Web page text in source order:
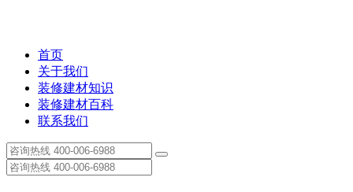
首页
关于我们
装修建材知识
装修建材百科
联系我们